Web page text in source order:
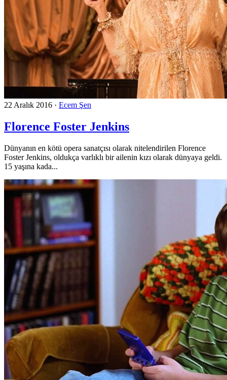
22 Aralık 2016 · Ecem Şen
Florence Foster Jenkins
Dünyanın en kötü opera sanatçısı olarak nitelendirilen Florence
Foster Jenkins, oldukça varlıklı bir ailenin kızı olarak dünyaya geldi.
15 yaşına kada...